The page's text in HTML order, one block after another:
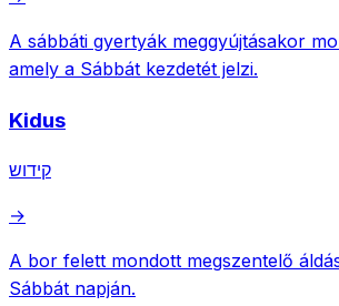
A sábbáti gyertyák meggyújtásakor
amely a Sábbát kezdetét jelzi.
Kidus
קידוש
→
A bor felett mondott megszentelő
Sábbát napján.